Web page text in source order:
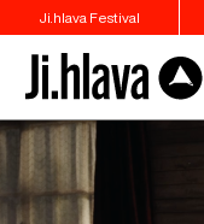
Ji.hlava Festival